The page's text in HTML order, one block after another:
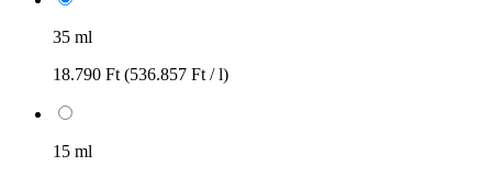
35 ml
18.790 Ft (536.857 Ft / l)
15 ml